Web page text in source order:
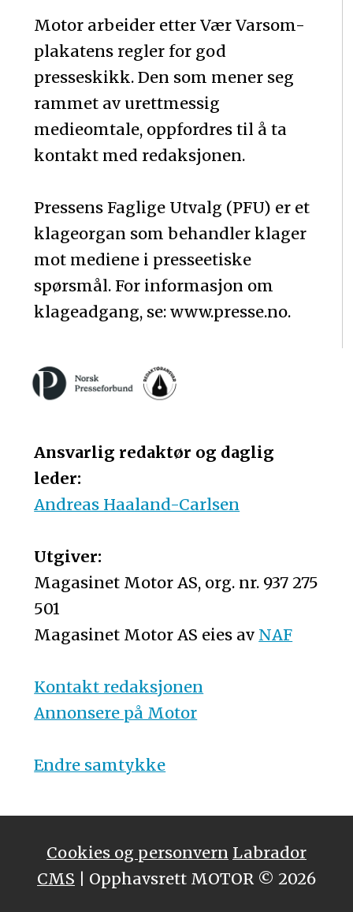
Motor arbeider etter Vær Varsom-
plakatens regler for god
presseskikk. Den som mener seg
rammet av urettmessig
medieomtale, oppfordres til å ta
kontakt med redaksjonen.
Pressens Faglige Utvalg (PFU) er et
klageorgan som behandler klager
mot mediene i presseetiske
spørsmål. For informasjon om
klageadgang, se: www.presse.no.
Ansvarlig redaktør og daglig
leder:
Andreas Haaland-Carlsen
Utgiver:
Magasinet Motor AS, org. nr. 937 275
501
Magasinet Motor AS eies av NAF
Kontakt redaksjonen
Annonsere på Motor
Endre samtykke
Cookies og personvern Labrador
CMS | Opphavsrett MOTOR © 2026